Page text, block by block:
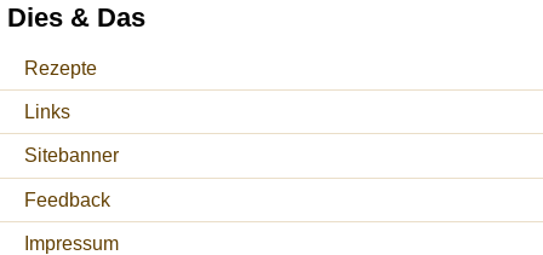
Dies & Das
Rezepte
Links
Sitebanner
Feedback
Impressum